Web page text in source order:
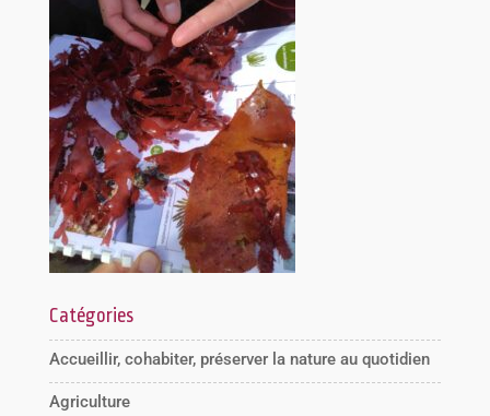
Catégories
Accueillir, cohabiter, préserver la nature au quotidien
Agriculture